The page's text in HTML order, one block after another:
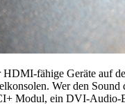
fähige Geräte auf
Wer den
Modul, ein DVI-Audio-